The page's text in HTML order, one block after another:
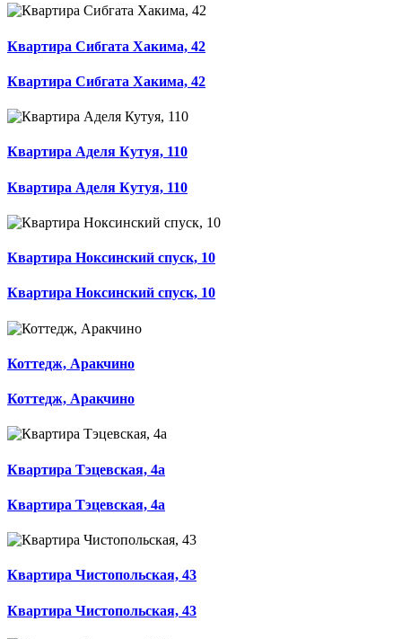
Квартира Сибгата Хакима, 42
Квартира Сибгата Хакима, 42
Квартира Аделя Кутуя, 110
Квартира Аделя Кутуя, 110
Квартира Ноксинский спуск, 10
Квартира Ноксинский спуск, 10
Коттедж, Аракчино
Коттедж, Аракчино
Квартира Тэцевская, 4а
Квартира Тэцевская, 4а
Квартира Чистопольская, 43
Квартира Чистопольская, 43